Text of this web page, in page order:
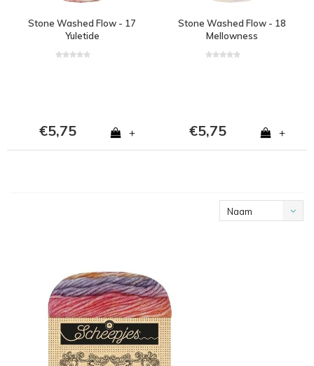
Stone Washed Flow - 17
Yuletide
€5,75 +
Stone Washed Flow - 18
Mellowness
€5,75 +
Naam